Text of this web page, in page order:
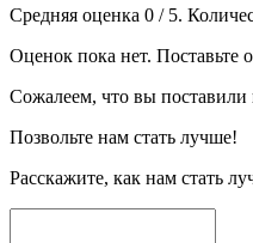
Средняя оценка 0 / 5.
Оценок пока нет. Поставьте
Сожалеем, что вы
Позвольте нам стать лучше!
Расскажите, как нам стать